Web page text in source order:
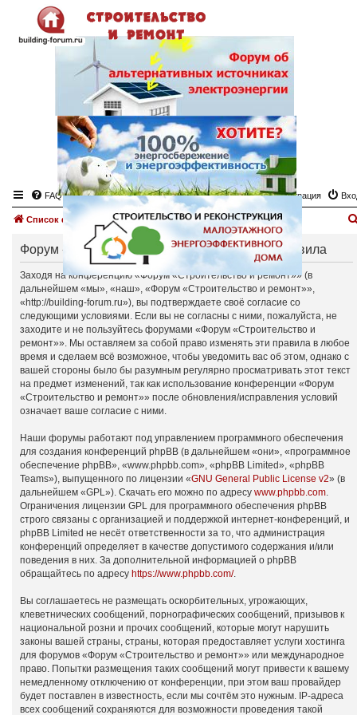
FAQ Регистрация
Список форумов
Форум «Строительство и ремонт» - Общие правила
Заходя на конференцию «Форум «Строительство и ремонт»» (в
дальнейшем «мы», «наш», «Форум «Строительство и ремонт»»,
«http://building-forum.ru»), вы подтверждаете своё согласие со
следующими условиями. Если вы не согласны с ними, пожалуйста, не
заходите и не пользуйтесь форумами «Форум «Строительство и
ремонт»». Мы оставляем за собой право изменять эти правила в любое
время и сделаем всё возможное, чтобы уведомить вас об этом, однако с
вашей стороны было бы разумным регулярно просматривать этот текст
на предмет изменений, так как использование конференции «Форум
«Строительство и ремонт»» после обновления/исправления условий
означает ваше согласие с ними.
Наши форумы работают под управлением программного обеспечения
для создания конференций phpBB (в дальнейшем «они», «программное
обеспечение phpBB», «www.phpbb.com», «phpBB Limited», «phpBB
Teams»), выпущенного по лицензии «GNU General Public License v2» (в
дальнейшем «GPL»). Скачать его можно по адресу www.phpbb.com.
Ограничения лицензии GPL для программного обеспечения phpBB
строго связаны с организацией и поддержкой интернет-конференций, и
phpBB Limited не несёт ответственности за то, что администрация
конференций определяет в качестве допустимого содержания и/или
поведения в них. За дополнительной информацией о phpBB
обращайтесь по адресу https://www.phpbb.com/.
Вы соглашаетесь не размещать оскорбительных, угрожающих,
клеветнических сообщений, порнографических сообщений, призывов к
национальной розни и прочих сообщений, которые могут нарушить
законы вашей страны, страны, которая предоставляет услуги хостинга
для форумов «Форум «Строительство и ремонт»» или международное
право. Попытки размещения таких сообщений могут привести к вашему
немедленному отключению от конференции, при этом ваш провайдер
будет поставлен в известность, если мы сочтём это нужным. IP-адреса
всех сообщений сохраняются для возможности проведения такой